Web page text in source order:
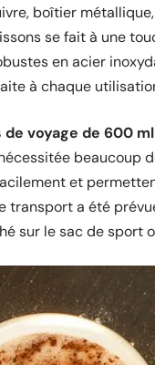
boîtier
se fait à une
en acier
à chaque
voyage de 600 ml
beaucoup
et
transport a été
sur le sac de sport